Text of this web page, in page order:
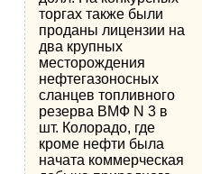
торгах также были
проданы лицензии на
два крупных
месторождения
нефтегазоносных
сланцев топливного
резерва ВМФ N 3 в
шт. Колорадо, где
кроме нефти была
начата коммерческая